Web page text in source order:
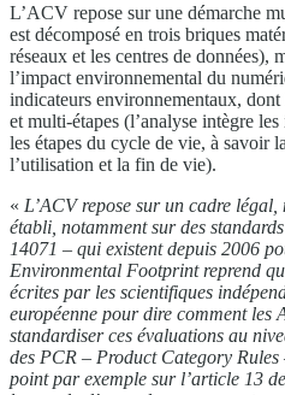
L’ACV repose sur une démarche
est décomposé en trois briques
réseaux et les centres de données),
l’impact environnemental du
indicateurs environnementaux,
et multi-étapes (l’analyse intègre
les étapes du cycle de vie, à savoir
l’utilisation et la fin de vie).
« L’ACV repose sur un cadre
établi, notamment sur des
14071 – qui existent depuis 2006
Environmental Footprint reprend
écrites par les scientifiques
européenne pour dire comment les
standardiser ces évaluations au
des PCR – Product Category Rules
point par exemple sur l’article 13